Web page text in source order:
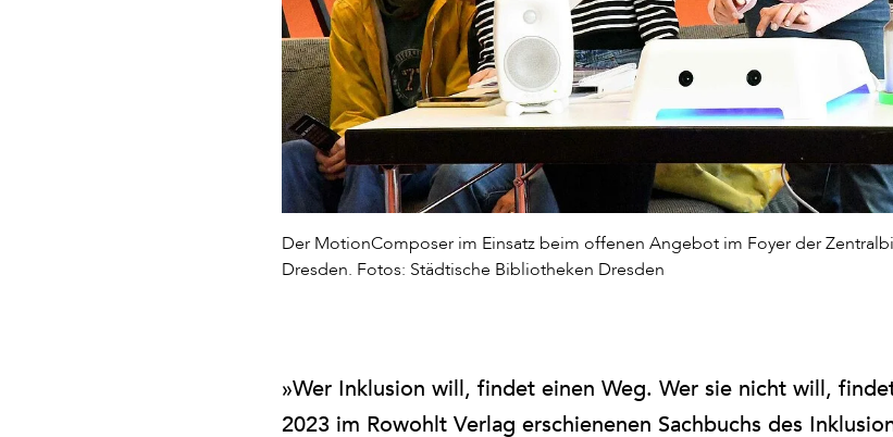
Der MotionComposer im Einsatz beim offenen Angebot im Foyer der
Dresden. Fotos: Städtische Bibliotheken Dresden
»Wer Inklusion will, findet einen Weg. Wer sie nicht will,
2023 im Rowohlt Verlag erschienenen Sachbuchs des